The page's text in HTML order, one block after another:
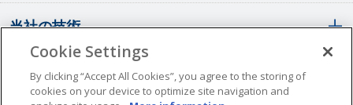
当社の技術
SCSコンフォーマルコーティング
パリレンコーティングの概要
会社概要
Cookie Settings
By clicking “Accept All Cookies”, you agree to the storing of
cookies on your device to optimize site navigation and